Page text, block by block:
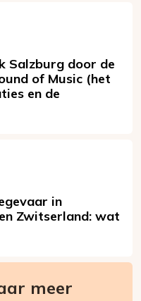
Salzburg door de
of Music (het
en de
in
Zwitserland: wat
meer